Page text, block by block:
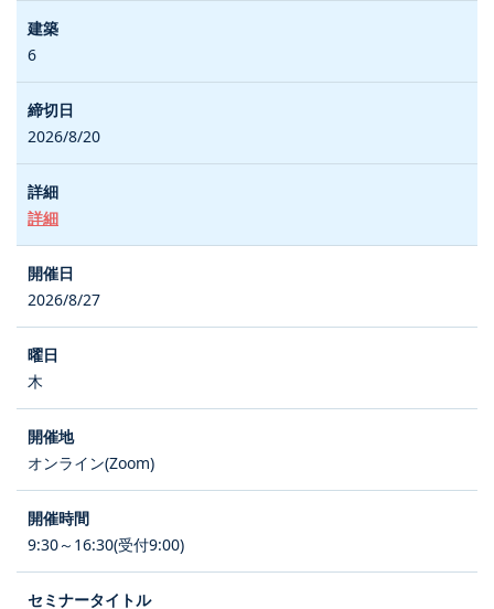
6
2026/8/20
詳細
2026/8/27
木
オンライン(Zoom)
9:30～16:30(受付9:00)